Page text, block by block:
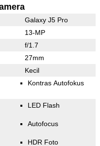
Galaxy J5 Pro
13-MP
f/1.7
27mm
Kecil
Kontras Autofokus
LED Flash
Autofocus
HDR Foto